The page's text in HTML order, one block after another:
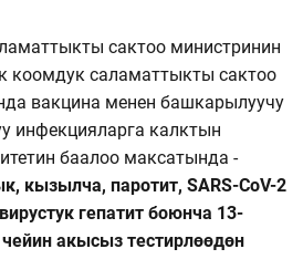
сактоо министринин
коомдук саламаттыкты сактоо
вакцина менен башкарылуучу
инфекцияларга калктын
баалоо максатында -
кызылча, паротит, SARS-CoV-2
гепатит боюнча 13-
акысыз тестирлөөдөн